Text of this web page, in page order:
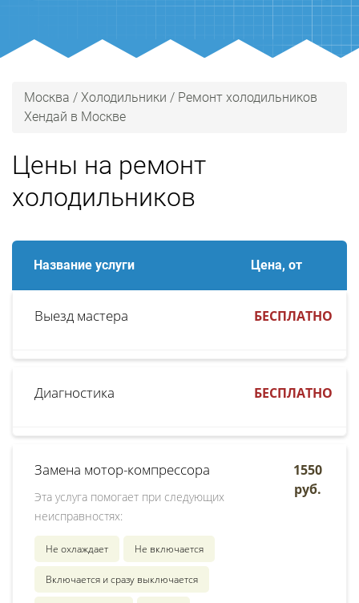
Москва / Холодильники / Ремонт холодильников
Хендай в Москве
Цены на ремонт
холодильников
Название услуги Цена, от
Выезд мастера БЕСПЛАТНО
Диагностика БЕСПЛАТНО
Замена мотор-компрессора
Эта услуга помогает при следующих
неисправностях:
Не охлаждает Не включается
Включается и сразу выключается
1550
руб.